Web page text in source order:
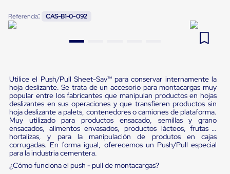
de
andén
de
andén
Mecánicas
Pestañas
de
Borde
de
andén
Hidráulicas
Rampas
Referencia: CAS-B1-0-092
Utilice el Push/Pull Sheet-Sav™ para conservar internamente la
hoja deslizante. Se trata de un accesorio para montacargas muy
popular entre los fabricantes que manipulan productos en hojas
deslizantes en sus operaciones y que transfieren productos sin
hoja deslizante a palets, contenedores o camiones de plataforma.
Muy utilizado para productos ensacado, semillas y grano
ensacados, alimentos envasados, productos lácteos, frutas y
hortalizas, y para la manipulación de produtos en cajas
corrugadas. En forma igual, oferecemos un Push/Pull especial
para la industria cementera.
¿Cómo funciona el push - pull de montacargas?
9.
flejadora
10